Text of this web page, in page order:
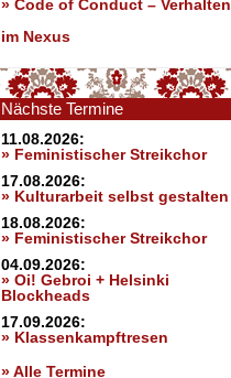
» Code of Conduct – Verhalten
im Nexus
Nächste Termine
11.08.2026:
» Feministischer Streikchor
17.08.2026:
» Kulturarbeit selbst gestalten
18.08.2026:
» Feministischer Streikchor
04.09.2026:
» Oi! Gebroi + Helsinki
Blockheads
17.09.2026:
» Klassenkampftresen
» Alle Termine